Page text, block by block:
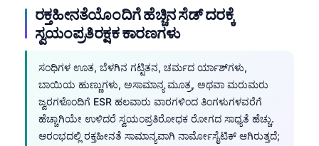
ರಕ್ತಹೀನತೆಯೊಂದಿಗೆ ಹೆಚ್ಚಿನ ಸೆಡ್ ದರಕ್ಕೆ
ಸ್ವಯಂಪ್ರತಿರಕ್ಷಕ ಕಾರಣಗಳು
ಸಂಧಿಗಳ ಊತ, ಬೆಳಗಿನ ಗಟ್ಟಿತನ, ಚರ್ಮದ ರ್ಯಾಶ್‌ಗಳು,
ಬಾಯಿಯ ಹುಣ್ಣುಗಳು, ಅಸಾಮಾನ್ಯ ಮೂತ್ರ, ಅಥವಾ ಮರುಮರು
ಜ್ವರಗಳೊಂದಿಗೆ ESR ಹಲವಾರು ವಾರಗಳಿಂದ ತಿಂಗಳುಗಳವರೆಗೆ
ಹೆಚ್ಚಾಗಿಯೇ ಉಳಿದರೆ ಸ್ವಯಂಪ್ರತಿರೋಧಕ ರೋಗದ ಸಾಧ್ಯತೆ ಹೆಚ್ಚು.
ಆರಂಭದಲ್ಲಿ ರಕ್ತಹೀನತೆ ಸಾಮಾನ್ಯವಾಗಿ ನಾರ್ಮೋಸೈಟಿಕ್ ಆಗಿರುತ್ತದೆ;